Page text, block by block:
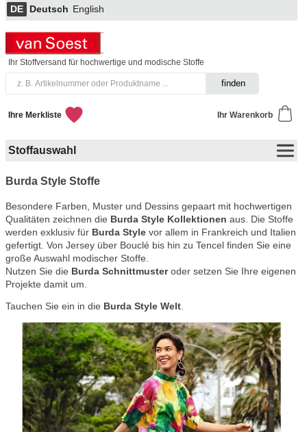
DE Deutsch English
Ihr Stoffversand für hochwertige und modische Stoffe
Ihr Warenkorb
Ihre Merkliste
Stoffauswahl
Burda Style Stoffe
Besondere Farben, Muster und Dessins gepaart mit hochwertigen
Qualitäten zeichnen die Burda Style Kollektionen aus. Die Stoffe
werden exklusiv für Burda Style vor allem in Frankreich und Italien
gefertigt. Von Jersey über Bouclé bis hin zu Tencel finden Sie eine
große Auswahl modischer Stoffe.
Nutzen Sie die Burda Schnittmusteroder setzen Sie Ihre eigenen
Projekte damit um.
Tauchen Sie ein in die Burda Style Welt.